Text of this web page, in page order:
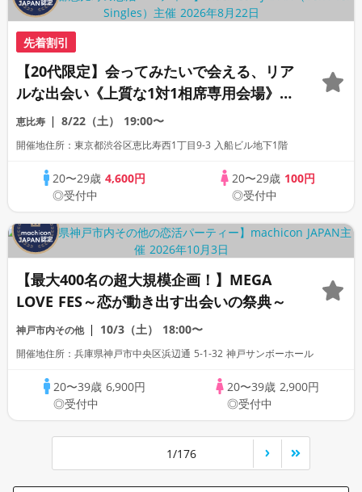
先着割引
【20代限定】会ってみたいで会える、リア
ルな出会い《上質な1対1相席専用会場》
《全席半個室》《飲み放題付き》
《machicon JAPAN主催》
恵比寿 8/22（土） 19:00〜
開催地住所：東京都渋谷区恵比寿西1丁目9-3 入船ビル地下1階
20〜29歳4,600円
◎受付中
20〜29歳 100円
◎受付中
【最大400名の超大規模企画！】MEGA
LOVE FES～恋が動き出す出会いの祭典～
神戸市内その他 10/3（土） 18:00〜
開催地住所：兵庫県神戸市中央区浜辺通 5-1-32 神戸サンボーホール
20〜39歳 6,900円
◎受付中
20〜39歳 2,900円
◎受付中
1/176